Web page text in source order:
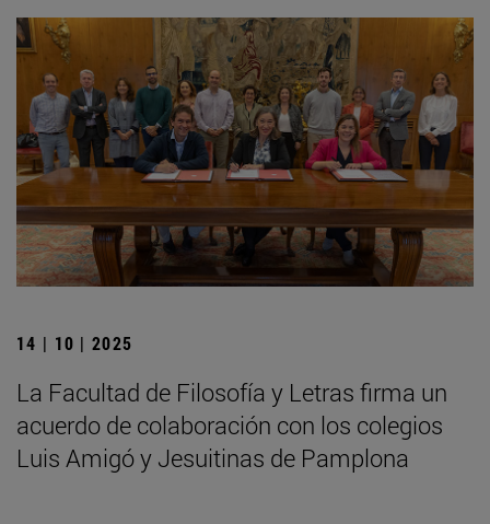
14 | 10 | 2025
La Facultad de Filosofía y Letras firma un
acuerdo de colaboración con los colegios
Luis Amigó y Jesuitinas de Pamplona